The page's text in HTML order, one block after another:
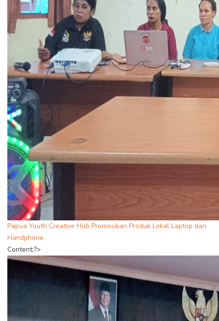
Papua Youth Creative Hub Promosikan Produk Lokal Laptop dan
Handphone
Content;?>